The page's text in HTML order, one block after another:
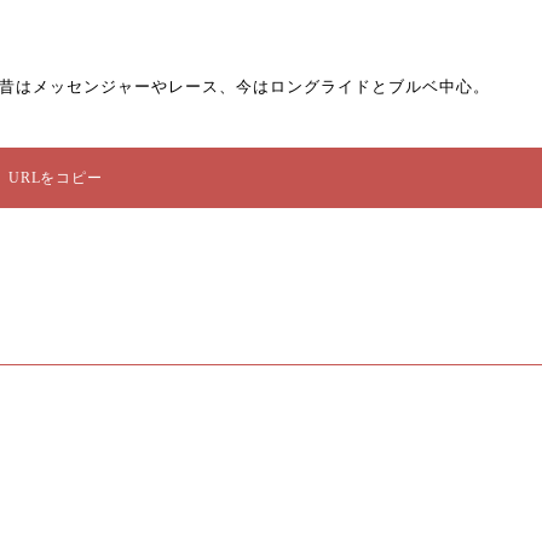
メッセンジャーやレース、今はロングライドとブルベ中心。
URLをコピー